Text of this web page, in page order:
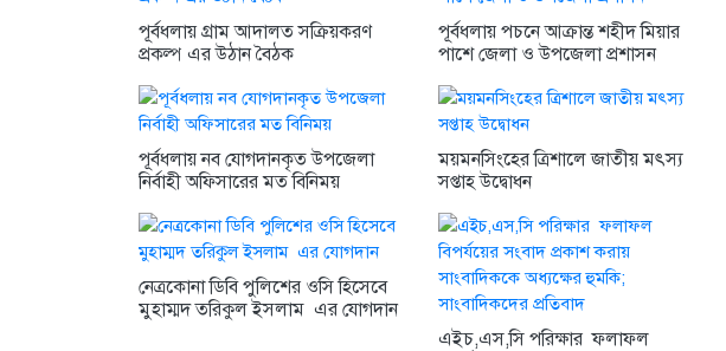
পূর্বধলায় গ্রাম আদালত সক্রিয়করণ
প্রকল্প এর উঠান বৈঠক
পূর্বধলায় পচনে আক্রান্ত শহীদ মিয়ার
পাশে জেলা ও উপজেলা প্রশাসন
পূর্বধলায় নব যোগদানকৃত উপজেলা
নির্বাহী অফিসারের মত বিনিময়
ময়মনসিংহের ত্রিশালে জাতীয় মৎস্য
সপ্তাহ উদ্বোধন
নেত্রকোনা ডিবি পুলিশের ওসি হিসেবে
মুহাম্মদ তরিকুল ইসলাম এর যোগদান
এইচ,এস,সি পরিক্ষার ফলাফল